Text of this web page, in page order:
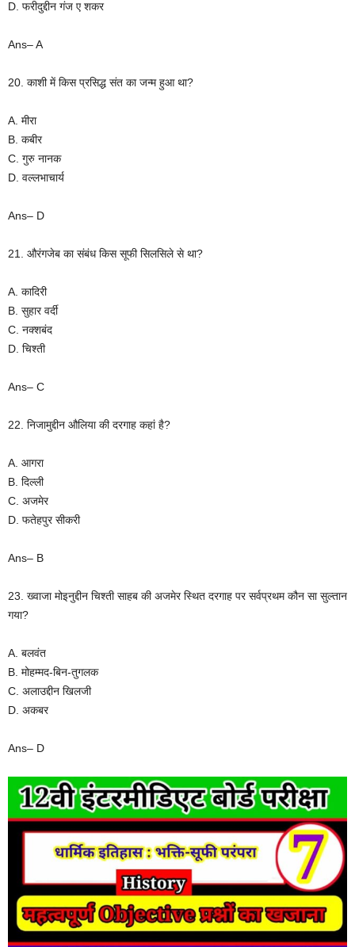
D. फरीदुद्दीन गंज ए शकर
Ans– A
20. काशी में किस प्रसिद्ध संत का जन्म हुआ था?
A. मीरा
B. कबीर
C. गुरु नानक
D. वल्लभाचार्य
Ans– D
21. औरंगजेब का संबंध किस सूफी सिलसिले से था?
A. कादिरी
B. सुहार वर्दी
C. नक्शबंद
D. चिश्ती
Ans– C
22. निजामुद्दीन औलिया की दरगाह कहां है?
A. आगरा
B. दिल्ली
C. अजमेर
D. फतेहपुर सीकरी
Ans– B
23. ख्वाजा मोइनुद्दीन चिश्ती साहब की अजमेर स्थित दरगाह पर सर्वप्रथम कौन सा सुल्तान
गया?
A. बलवंत
B. मोहम्मद-बिन-तुगलक
C. अलाउद्दीन खिलजी
D. अकबर
Ans– D